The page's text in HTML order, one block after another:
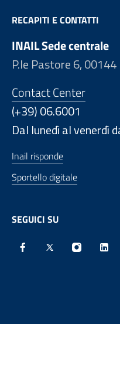
RECAPITI E CONTATTI
INAIL Sede centrale
P.le Pastore 6,
Contact Center
(+39) 06.6001
Dal lunedì al venerdì
Inail risponde
Sportello digitale
SEGUICI SU